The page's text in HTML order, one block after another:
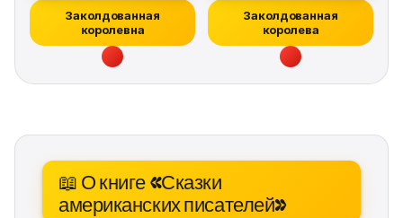
Заколдованная
королевна
Заколдованная
королева
📖 О книге «Сказки
американских писателей»